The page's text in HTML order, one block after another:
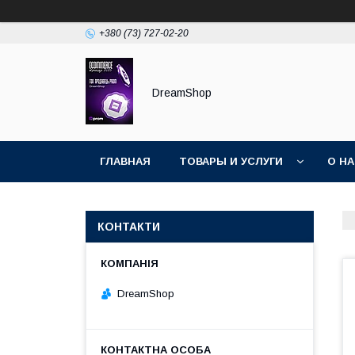
+380 (73) 727-02-20
DreamShop
ГЛАВНАЯ ТОВАРЫ И УСЛУГИ О
КОНТАКТИ
DreamShop